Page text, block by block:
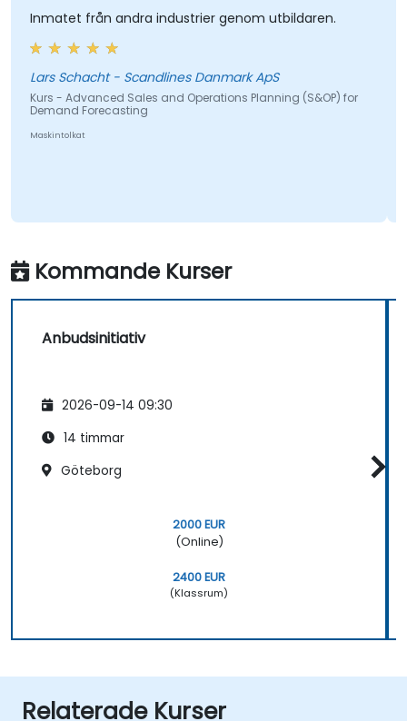
Inmatet från andra industrier genom utbildaren.
Lars Schacht - Scandlines Danmark ApS
Kurs - Advanced Sales and Operations Planning (S&OP) for
Demand Forecasting
Maskintolkat
Kommande Kurser
Anbudsinitiativ
2026-09-14 09:30
14 timmar
Göteborg
2000 EUR
(Online)
2400 EUR
(Klassrum)
Relaterade Kurser